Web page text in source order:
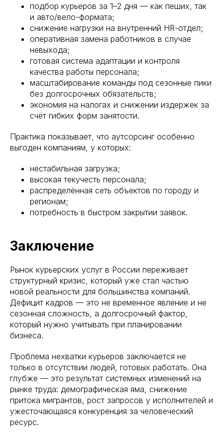
подбор курьеров за 1–2 дня — как пеших, так
и авто/вело-формата;
снижение нагрузки на внутренний HR-отдел;
оперативная замена работников в случае
невыхода;
готовая система адаптации и контроля
качества работы персонала;
масштабирование команды под сезонные пики
без долгосрочных обязательств;
экономия на налогах и снижении издержек за
счёт гибких форм занятости.
Практика показывает, что аутсорсинг особенно
выгоден компаниям, у которых:
нестабильная загрузка;
высокая текучесть персонала;
распределённая сеть объектов по городу и
регионам;
потребность в быстром закрытии заявок.
Заключение
Рынок курьерских услуг в России переживает
структурный кризис, который уже стал частью
новой реальности для большинства компаний.
Дефицит кадров — это не временное явление и не
сезонная сложность, а долгосрочный фактор,
который нужно учитывать при планировании
бизнеса.
Проблема нехватки курьеров заключается не
только в отсутствии людей, готовых работать. Она
глубже — это результат системных изменений на
рынке труда: демографическая яма, снижение
притока мигрантов, рост запросов у исполнителей и
ужесточающаяся конкуренция за человеческий
ресурс.
легко
и низкая текучка
на инфраструктуре